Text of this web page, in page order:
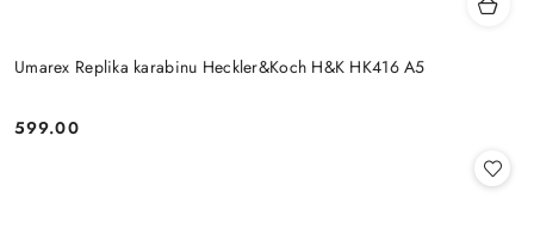
Umarex Replika karabinu Heckler&Koch H&K HK416 A5
Cena:
599.00